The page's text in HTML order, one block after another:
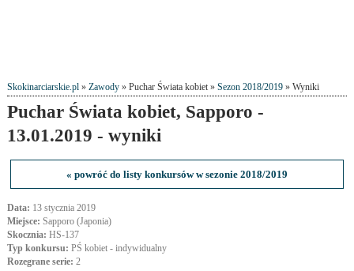
Skokinarciarskie.pl» Zawody» Puchar Świata kobiet » Sezon 2018/2019» Wyniki
Puchar Świata kobiet, Sapporo -
13.01.2019 - wyniki
« powróć do listy konkursów w sezonie 2018/2019
Data: 13 stycznia 2019
Miejsce: Sapporo (Japonia)
Skocznia: HS-137
Typ konkursu: PŚ kobiet - indywidualny
Rozegrane serie: 2